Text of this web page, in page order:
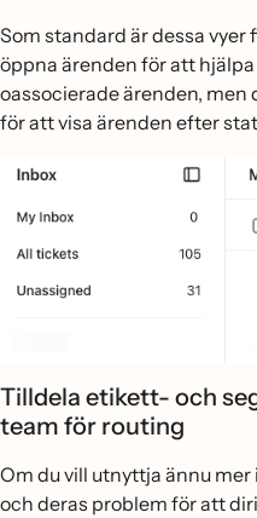
Som standard är dessa
öppna ärenden för att
oassocierade ärenden,
för att visa ärenden efter
Tilldela etikett- och
team för routing
Om du vill utnyttja ännu
och deras problem för att